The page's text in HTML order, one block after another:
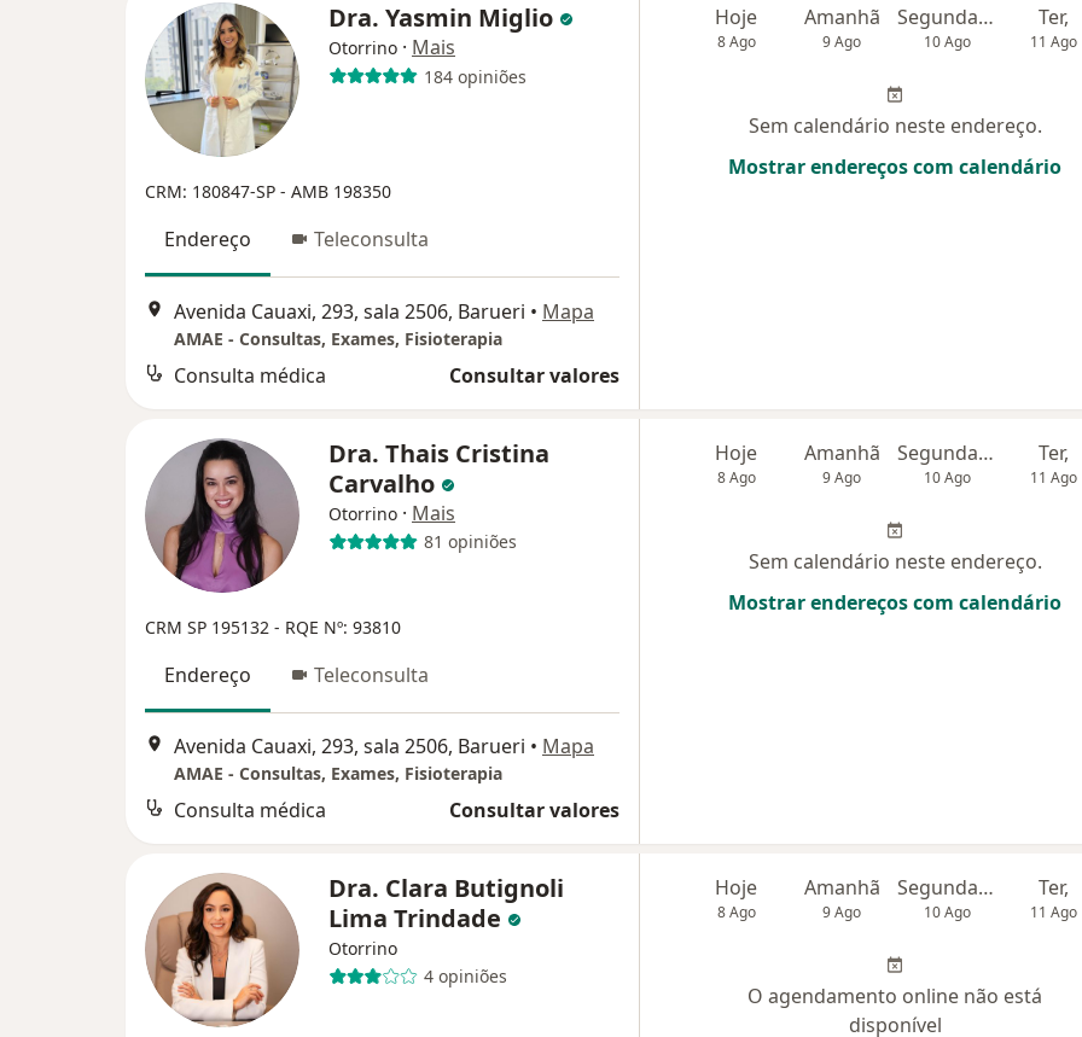
Dra. Yasmin Miglio
Otorrino · Mais
184 opiniões
CRM: 180847-SP - AMB 198350
Endereço Teleconsulta
Avenida Cauaxi, 293, sala 2506, Barueri • Mapa
AMAE - Consultas, Exames, Fisioterapia
Consulta médica Consultar valores
Hoje
8 Ago
Amanhã
9 Ago
Segunda-feira
10 Ago
Ter,
11 Ago
Sem calendário neste endereço.
Mostrar endereços com calendário
Dra. Thais Cristina
Carvalho
Otorrino · Mais
81 opiniões
CRM SP 195132 - RQE Nº: 93810
Endereço Teleconsulta
Avenida Cauaxi, 293, sala 2506, Barueri • Mapa
AMAE - Consultas, Exames, Fisioterapia
Consulta médica Consultar valores
Hoje
8 Ago
Amanhã
9 Ago
Segunda-feira
10 Ago
Ter,
11 Ago
Sem calendário neste endereço.
Mostrar endereços com calendário
Dra. Clara Butignoli
Lima Trindade
Otorrino
4 opiniões
Hoje
8 Ago
Amanhã
9 Ago
Segunda-feira
10 Ago
Ter,
11 Ago
O agendamento online não está
disponível